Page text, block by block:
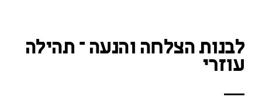
לבנות הצלחה והנעה – תהילה
עוזרי